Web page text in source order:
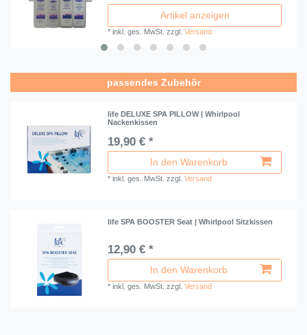
Artikel anzeigen
*inkl. ges. MwSt. zzgl.Versand
passendes Zubehör
life DELUXE SPA PILLOW | Whirlpool
Nackenkissen
19,90 € *
In den Warenkorb
*inkl. ges. MwSt. zzgl.Versand
life SPA BOOSTER Seat | Whirlpool Sitzkissen
12,90 € *
In den Warenkorb
*inkl. ges. MwSt. zzgl.Versand